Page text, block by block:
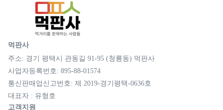
먹판사
주소: 경기 평택시 관동길 91-95 (청룡동) 먹판사
사업자등록번호: 895-88-01574
통신판매업신고번호: 제 2019-경기평택-0636호
대표자 : 유형호
고객지원